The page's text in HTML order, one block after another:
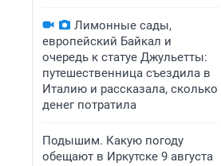
Лимонные сады,
европейский Байкал и
очередь к статуе Джульетты:
путешественница съездила в
Италию и рассказала, сколько
денег потратила
Подышим. Какую погоду
обещают в Иркутске 9 августа